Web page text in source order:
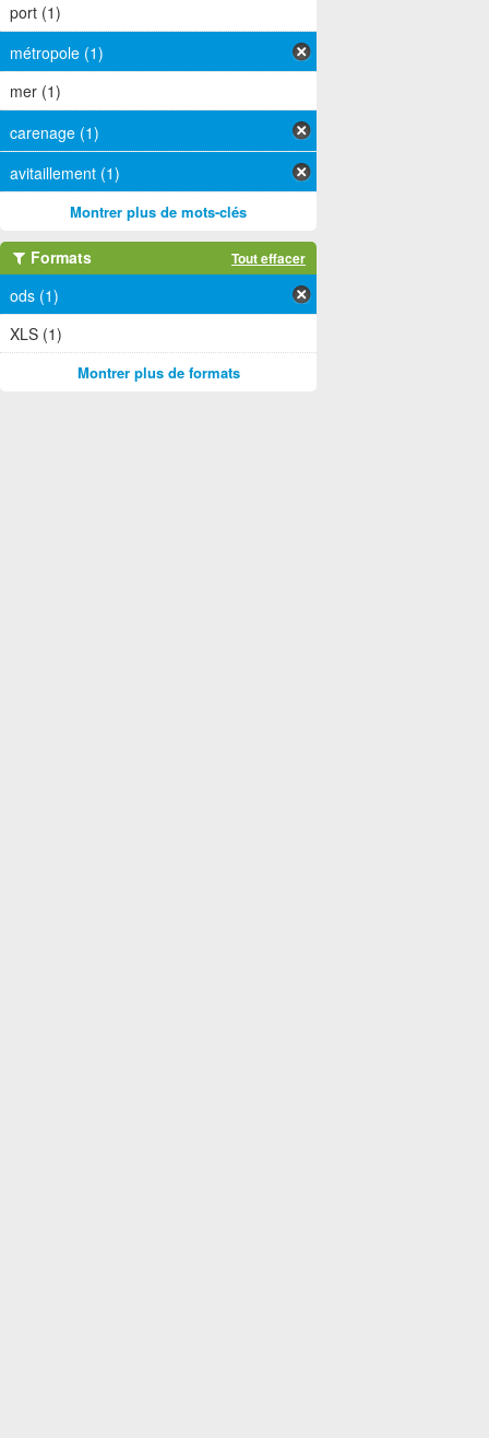
port (1)
métropole (1)
mer (1)
carenage (1)
avitaillement (1)
Montrer plus de mots-clés
Formats Tout effacer
ods (1)
XLS (1)
Montrer plus de formats